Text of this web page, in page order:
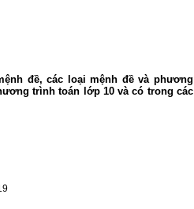
đề, các loại mệnh đề và phương
trình toán lớp 10 và có trong các